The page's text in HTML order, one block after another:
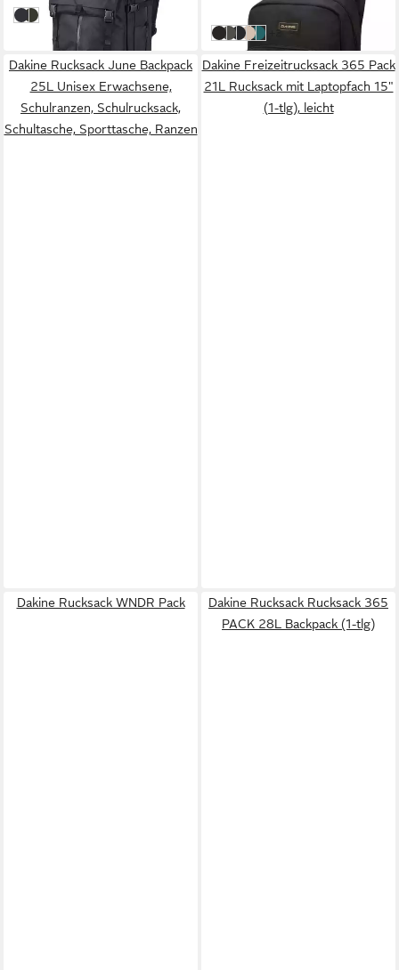
black ripstop
rosin leider ausverkauft
BLACK/Black Onyx
chimera
blackdunemediterranea
weitere Farben:
+2
Dakine Rucksack June Backpack
25L Unisex Erwachsene,
Schulranzen, Schulrucksack,
Schultasche, Sporttasche, Ranzen
Dakine Freizeitrucksack 365 Pack
21L Rucksack mit Laptopfach 15"
(1-tlg), leicht
Dakine Rucksack WNDR Pack
Dakine Rucksack Rucksack 365
PACK 28L Backpack (1-tlg)